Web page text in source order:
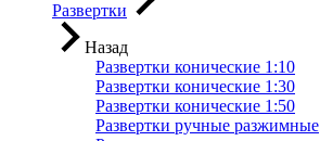
Развертки
Назад
Развертки конические 1:10
Развертки конические 1:30
Развертки конические 1:50
Развертки ручные разжимные